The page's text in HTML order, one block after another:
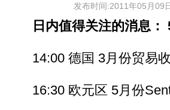
发布时间:2011年05月09
日内值得关注的消息：
14:00 德国 3月份贸易收
16:30 欧元区 5月份